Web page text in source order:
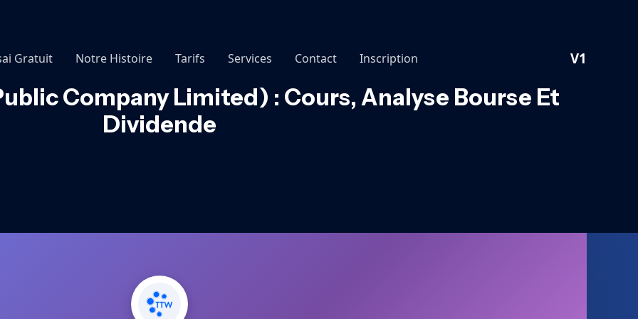
Gratuit Notre Histoire Tarifs Services Contact Inscription V1
Company Limited) : Cours, Analyse Bourse Et
Dividende